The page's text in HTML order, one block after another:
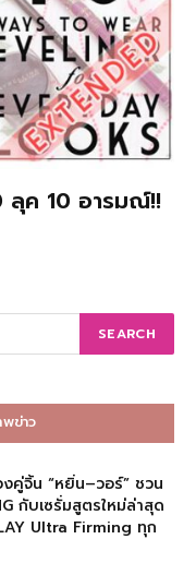
ลุค 10 อารมณ์!!
พข่าว
งคู่จิ้น “หยิ่น–วอร์” ชวน
กับเซรั่มสูตรใหม่ล่าสุด
Ultra Firming ทุก